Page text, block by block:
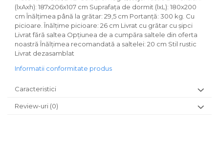
(lxAxh): 187x206x107 cm Suprafaţa de dormit (lxL): 180x200
cm Înălţimea până la grătar: 29,5 cm Portanţă: 300 kg. Cu
picioare. Înălţime picioare: 26 cm Livrat cu grătar cu şipci
Livrat fără saltea Opţiunea de a cumpăra saltele din oferta
noastră Înălţimea recomandată a saltelei: 20 cm Stil rustic
Livrat dezasamblat
Informatii conformitate produs
Caracteristici
Review-uri (0)